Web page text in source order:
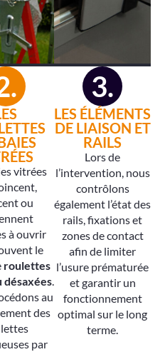
vitrées
ou
à ouvrir
le
roulettes
désaxées.
au
des
par
3.
LES ÉLÉMENTS
DE LIAISON ET
RAILS
Lors de
l’intervention, nous
contrôlons
également l’état des
rails, fixations et
zones de contact
afin de limiter
l’usure prématurée
et garantir un
fonctionnement
optimal sur le long
terme.